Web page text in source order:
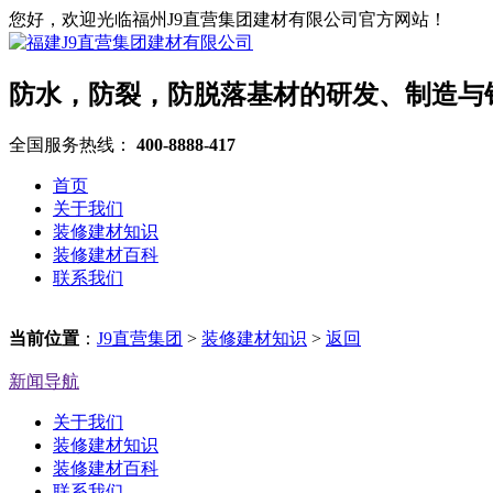
您好，欢迎光临福州J9直营集团建材有限公司官方网站！
防水，防裂，防脱落基材的研发、制造与
全国服务热线： 400-8888-417
首页
关于我们
装修建材知识
装修建材百科
联系我们
当前位置 ： J9直营集团 > 装修建材知识 > 返回
新闻导航
关于我们
装修建材知识
装修建材百科